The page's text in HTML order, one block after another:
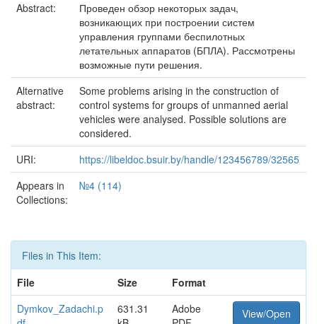
Abstract:
Проведен обзор некоторых задач,
возникающих при построении систем
управления группами беспилотных
летательных аппаратов (БПЛА). Рассмотрены
возможные пути решения.
Alternative
abstract:
Some problems arising in the construction of
control systems for groups of unmanned aerial
vehicles were analysed. Possible solutions are
considered.
URI:
https://libeldoc.bsuir.by/handle/123456789/32565
Appears in
Collections:
№4 (114)
Files in This Item:
File
Size
Format
Dymkov_Zadachi.p
631.31
Adobe
View/Open